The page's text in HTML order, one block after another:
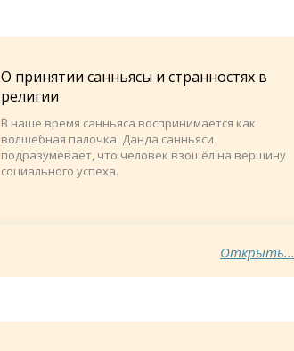
О принятии санньясы и странностях в
религии
В наше время санньяса воспринимается как
волшебная палочка. Данда санньяси
подразумевает, что человек взошёл на вершину
социального успеха.
Открыть...